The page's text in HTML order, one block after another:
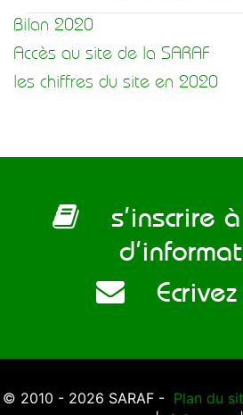
Bilan 2020
Accès au site de la SARAF
les chiffres du site en 2020
s’inscrire
Ecrivez
© 2010 - 2026 SARAF - Plan du